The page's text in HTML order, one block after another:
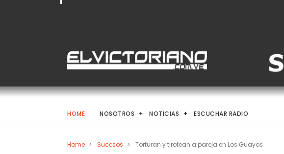
HOME NOSOTROS NOTICIAS ESCUCHAR RADIO
Home > Sucesos > Torturan y tirotean a pareja en Los Guayos